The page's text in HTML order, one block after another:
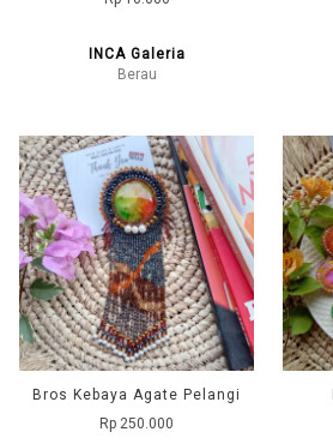
INCA Galeria
Berau
Bros Kebaya Agate Pelangi
Rp 250.000